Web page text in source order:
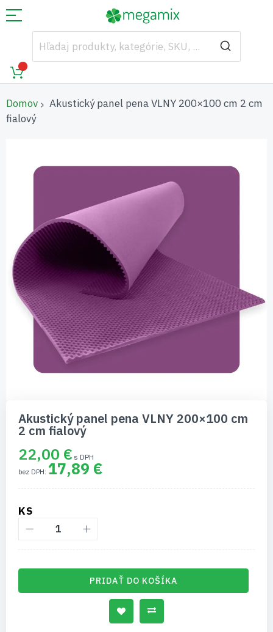
Domov
Akustický panel pena VLNY 200×100 cm 2 cm
fialový
začiatok
galérie
Akustický panel pena VLNY 200×100 cm
2 cm fialový
22,00 €
17,89 €
KS
PRIDAŤ DO KOŠÍKA